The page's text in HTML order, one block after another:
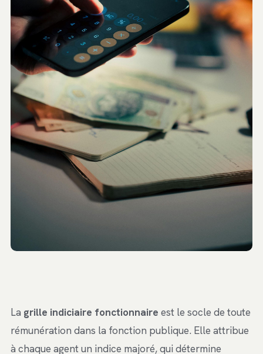
La grille indiciaire fonctionnaire est le socle de toute
rémunération dans la fonction publique. Elle attribue
à chaque agent un indice majoré, qui détermine